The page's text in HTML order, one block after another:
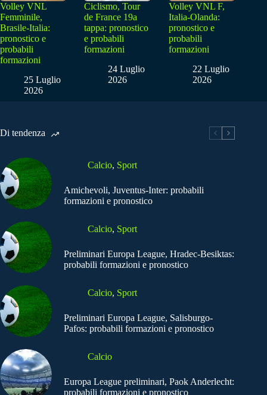
Volley VNL
Femminile,
Brasile-Italia:
pronostico e
probabili
formazioni
25 Luglio
2026
Ciclismo, Tour
de France 19a
tappa: pronostico
e probabili
formazioni
24 Luglio
2026
Volley VNL F,
Italia-Olanda:
pronostico e
probabili
formazioni
22 Luglio
2026
Di tendenza
Calcio, Sport
Amichevoli, Juventus-Inter: probabili
formazioni e pronostico
Calcio, Sport
Preliminari Europa League, Hradec-Besiktas:
probabili formazioni e pronostico
Calcio, Sport
Preliminari Europa League, Salisburgo-
Pafos: probabili formazioni e pronostico
Calcio
Europa League preliminari, Paok Anderlecht:
probabili formazioni e pronostico